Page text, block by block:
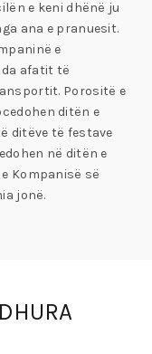
e keni dhënë ju
ana e pranuesit.
e
afatit të
Porositë e
ditën e
ditëve të festave
në ditën e
Kompanisë së
jonë.